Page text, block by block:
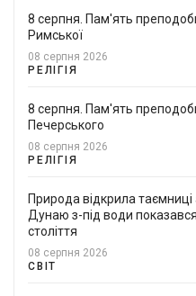
8 серпня. Пам'ять
Римської
08 серпня 2026
РЕЛІГІЯ
8 серпня. Пам'ять
Печерського
08 серпня 2026
РЕЛІГІЯ
Природа відкрила таємниці
Дунаю з-під води
століття
08 серпня 2026
СВІТ